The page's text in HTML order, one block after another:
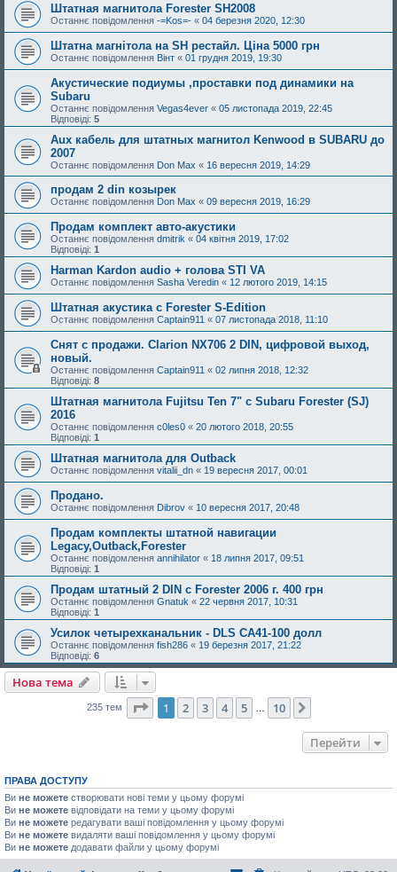
Штатная магнитола Forester SH2008
Останнє повідомлення -=Kos=- « 04 березня 2020, 12:30
Штатна магнітола на SH рестайл. Ціна 5000 грн
Останнє повідомлення Вінт « 01 грудня 2019, 19:30
Акустические подиумы ,проставки под динамики на
Subaru
Останнє повідомлення Vegas4ever « 05 листопада 2019, 22:45
Відповіді: 5
Aux кабель для штатных магнитол Kenwood в SUBARU до
2007
Останнє повідомлення Don Max « 16 вересня 2019, 14:29
продам 2 din козырек
Останнє повідомлення Don Max « 09 вересня 2019, 16:29
Продам комплект авто-акустики
Останнє повідомлення dmitrik « 04 квітня 2019, 17:02
Відповіді: 1
Harman Kardon audio + голова STI VA
Останнє повідомлення Sasha Veredin « 12 лютого 2019, 14:15
Штатная акустика с Forester S-Edition
Останнє повідомлення Captain911 « 07 листопада 2018, 11:10
Снят с продажи. Clarion NX706 2 DIN, цифровой выход,
новый.
Останнє повідомлення Captain911 « 02 липня 2018, 12:32
Відповіді: 8
Штатная магнитола Fujitsu Ten 7" с Subaru Forester (SJ)
2016
Останнє повідомлення c0les0 « 20 лютого 2018, 20:55
Відповіді: 1
Штатная магнитола для Outback
Останнє повідомлення vitalii_dn « 19 вересня 2017, 00:01
Продано.
Останнє повідомлення Dibrov « 10 вересня 2017, 20:48
Продам комплекты штатной навигации
Legacy,Outback,Forester
Останнє повідомлення annihilator « 18 липня 2017, 09:51
Відповіді: 1
Продам штатный 2 DIN с Forester 2006 г. 400 грн
Останнє повідомлення Gnatuk « 22 червня 2017, 10:31
Відповіді: 1
Усилок четырехканальник - DLS CA41-100 долл
Останнє повідомлення fish286 « 19 березня 2017, 21:22
Відповіді: 6
Нова тема
235 тем Сторінка1 10
1 2 3 4 5 10
Перейти
ПРАВА ДОСТУПУ
Ви не можете створювати нові теми у цьому форумі
Ви не можете відповідати на теми у цьому форумі
Ви не можете редагувати ваші повідомлення у цьому форумі
Ви не можете видаляти ваші повідомлення у цьому форумі
Ви не можете додавати файли у цьому форумі